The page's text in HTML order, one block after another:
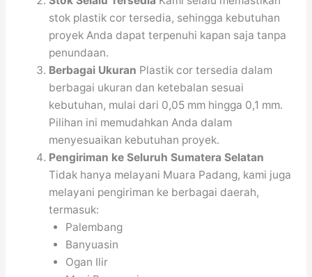
stok plastik cor tersedia, sehingga kebutuhan
proyek Anda dapat terpenuhi kapan saja tanpa
penundaan.
Berbagai Ukuran Plastik cor tersedia dalam
berbagai ukuran dan ketebalan sesuai
kebutuhan, mulai dari 0,05 mm hingga 0,1 mm.
Pilihan ini memudahkan Anda dalam
menyesuaikan kebutuhan proyek.
Pengiriman ke Seluruh Sumatera Selatan
Tidak hanya melayani Muara Padang, kami juga
melayani pengiriman ke berbagai daerah,
termasuk:
Palembang
Banyuasin
Ogan Ilir